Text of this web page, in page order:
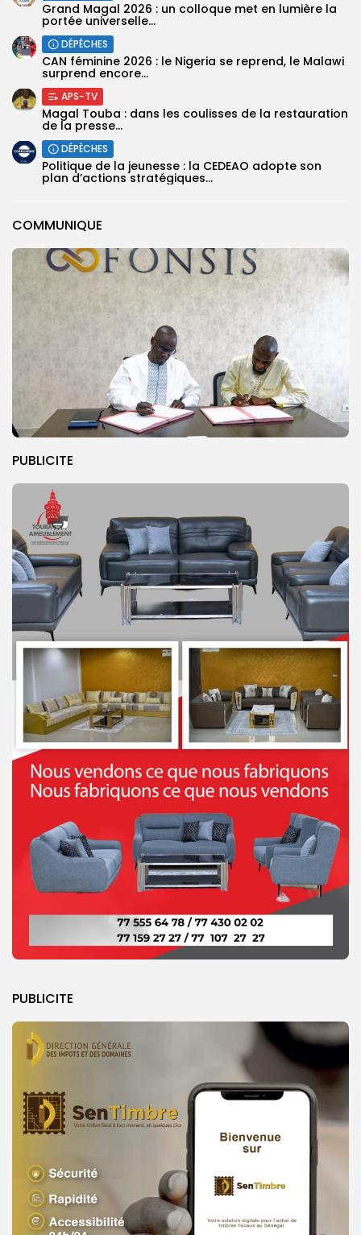
COMMUNIQUE
PUBLICITE
PUBLICITE
Grand Magal 2026 : un colloque met en lumière la
portée universelle...
DÉPÊCHES
‎CAN féminine 2026 : le Nigeria se reprend, le Malawi
surprend encore...
APS-TV
Magal Touba : dans les coulisses de la restauration
de la presse...
DÉPÊCHES
Politique de la jeunesse : la CEDEAO adopte son
plan d’actions stratégiques...